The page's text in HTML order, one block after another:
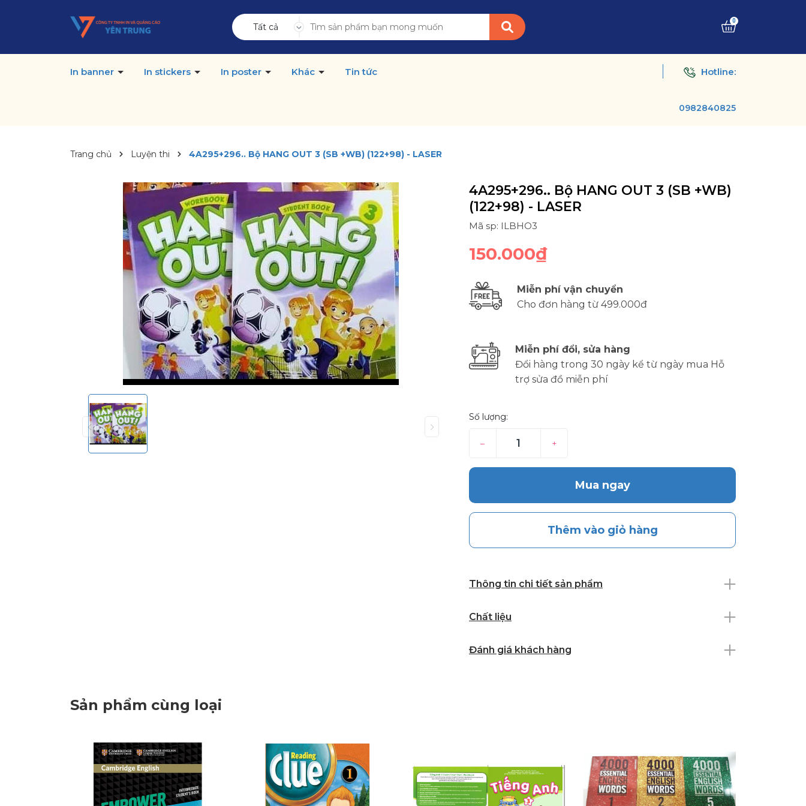
Tất cả
0
In banner In stickers In poster Khác Tin tức Hotline:
0982840825
Trang chủ Luyện thi 4A295+296.. Bộ HANG OUT 3 (SB +WB) (122+98) - LASER
4A295+296.. Bộ HANG OUT 3 (SB +WB)
(122+98) - LASER
Mã sp: ILBHO3
150.000₫
Miễn phí vận chuyển
Cho đơn hàng từ 499.000đ
Miễn phí đổi, sửa hàng
Đổi hàng trong 30 ngày kể từ ngày mua Hỗ
trợ sửa đồ miễn phí
Số lượng:
– +
Mua ngay
Thêm vào giỏ hàng
Thông tin chi tiết sản phẩm
Chất liệu
Đánh giá khách hàng
Sản phẩm cùng loại